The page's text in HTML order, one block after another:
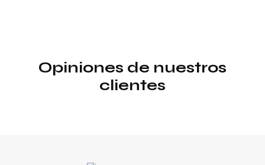
Opiniones de nuestros
clientes